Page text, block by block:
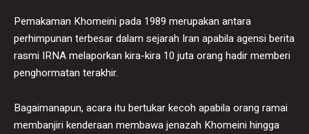
Pemakaman Khomeini pada 1989 merupakan antara
perhimpunan terbesar dalam sejarah Iran apabila agensi berita
rasmi IRNA melaporkan kira-kira 10 juta orang hadir memberi
penghormatan terakhir.
Bagaimanapun, acara itu bertukar kecoh apabila orang ramai
membanjiri kenderaan membawa jenazah Khomeini hingga